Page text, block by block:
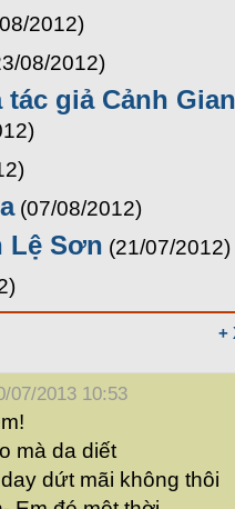
2012)
08/2012)
tác giả Cảnh
(07/08/2012)
Lệ Sơn (21/07/2012)
+
07/2013 10:53
mà da diết
dứt mãi không thôi